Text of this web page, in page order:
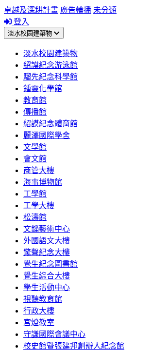
卓越及深耕計畫 廣告輪播 未分類
登入
淡水校園建築物
淡水校園建築物
紹謨紀念游泳館
騮先紀念科學館
鍾靈化學館
教育館
傳播館
紹謨紀念體育館
麗澤國際學舍
文學館
會文館
商管大樓
海事博物館
工學館
工學大樓
松濤館
文錙藝術中心
外國語文大樓
驚聲紀念大樓
覺生紀念圖書館
覺生綜合大樓
學生活動中心
視聽教育館
行政大樓
宮燈教室
守謙國際會議中心
校史館暨張建邦創辦人紀念館